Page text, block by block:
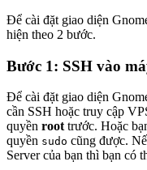
Để cài đặt giao diện
hiện theo 2 bước.
Bước 1: SSH vào
Để cài đặt giao diện
cần SSH hoặc truy cập
quyền root trước. Hoặc
quyền sudo cũng được.
Server của bạn thì bạn có